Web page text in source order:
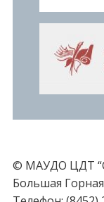
© МАУДО ЦДТ
Большая